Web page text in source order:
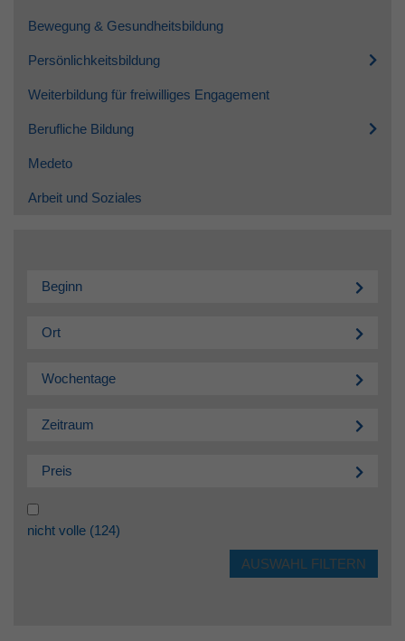
Bewegung & Gesundheitsbildung
Persönlichkeitsbildung
Weiterbildung für freiwilliges Engagement
Berufliche Bildung
Medeto
Arbeit und Soziales
Beginn
Ort
Wochentage
Zeitraum
Preis
nicht volle (124)